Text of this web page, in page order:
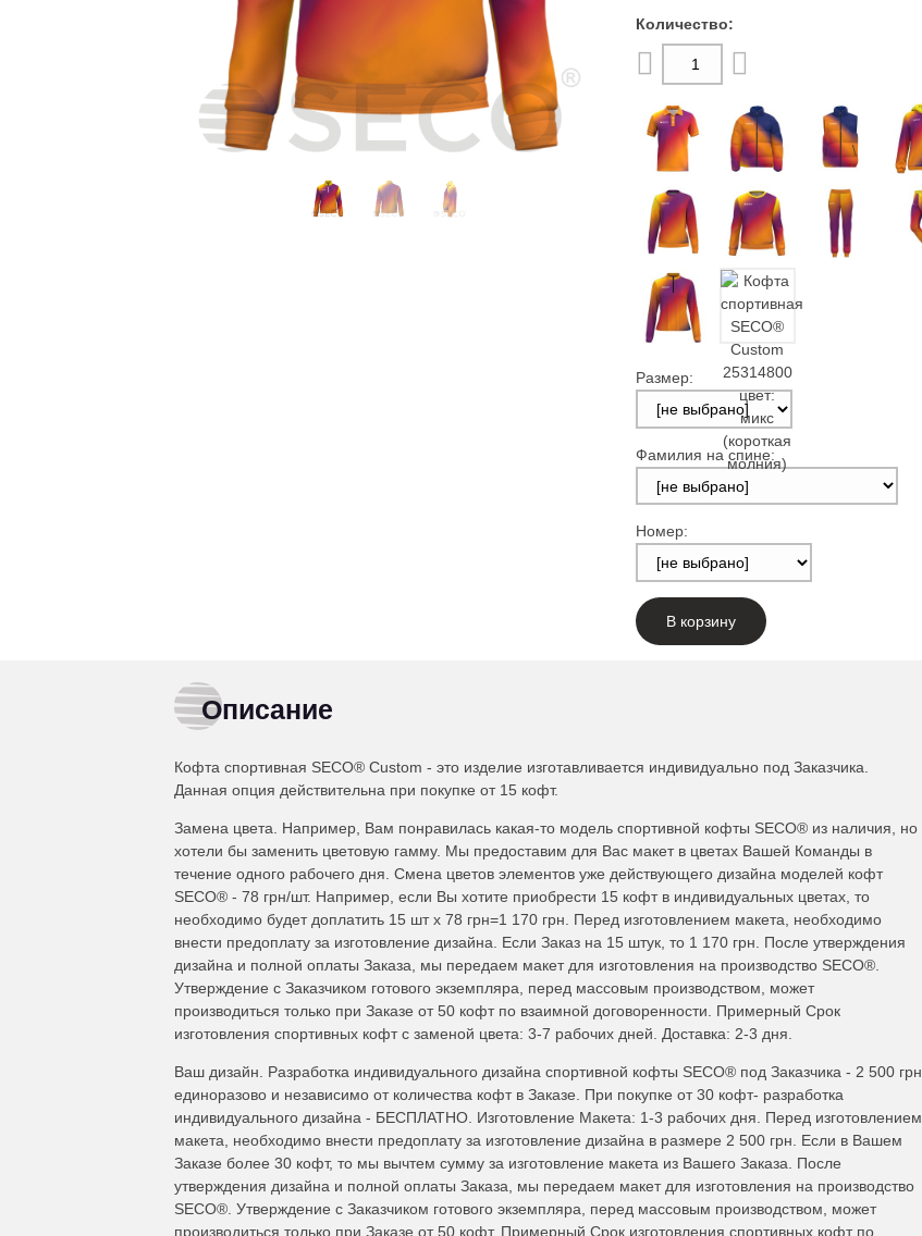
Размер:
Фамилия на спине:
Номер:
В корзину
Описание
Кофта спортивная SECO® Custom - это изделие изготавливается индивидуально под Заказчика.
Данная опция действительна при покупке от 15 кофт.
Замена цвета. Например, Вам понравилась какая-то модель спортивной кофты SECO® из наличия, но
хотели бы заменить цветовую гамму. Мы предоставим для Вас макет в цветах Вашей Команды в
течение одного рабочего дня. Смена цветов элементов уже действующего дизайна моделей кофт
SECO® - 78 грн/шт. Например, если Вы хотите приобрести 15 кофт в индивидуальных цветах, то
необходимо будет доплатить 15 шт x 78 грн=1 170 грн. Перед изготовлением макета, необходимо
внести предоплату за изготовление дизайна. Если Заказ на 15 штук, то 1 170 грн. После утверждения
дизайна и полной оплаты Заказа, мы передаем макет для изготовления на производство SECO®.
Утверждение с Заказчиком готового экземпляра, перед массовым производством, может
производиться только при Заказе от 50 кофт по взаимной договоренности. Примерный Срок
изготовления спортивных кофт с заменой цвета: 3-7 рабочих дней. Доставка: 2-3 дня.
Ваш дизайн. Разработка индивидуального дизайна спортивной кофты SECO® под Заказчика - 2 500 грн
единоразово и независимо от количества кофт в Заказе. При покупке от 30 кофт- разработка
индивидуального дизайна - БЕСПЛАТНО. Изготовление Макета: 1-3 рабочих дня. Перед изготовлением
макета, необходимо внести предоплату за изготовление дизайна в размере 2 500 грн. Если в Вашем
Заказе более 30 кофт, то мы вычтем сумму за изготовление макета из Вашего Заказа. После
утверждения дизайна и полной оплаты Заказа, мы передаем макет для изготовления на производство
SECO®. Утверждение с Заказчиком готового экземпляра, перед массовым производством, может
производиться только при Заказе от 50 кофт. Примерный Срок изготовления спортивных кофт по